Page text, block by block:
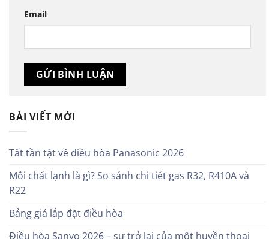
BÀI VIẾT MỚI
Tất tần tật về điều hòa Panasonic 2026
Môi chất lạnh là gì? So sánh chi tiết gas R32, R410A và
R22
Bảng giá lắp đặt điều hòa
Điều hòa Sanyo 2026 – sự trở lại của một huyền thoại
Email